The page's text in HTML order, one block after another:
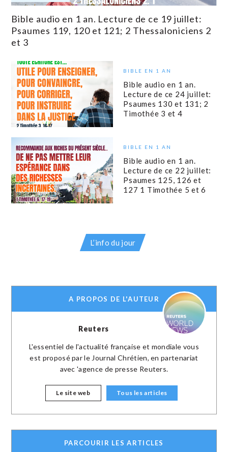
Bible audio en 1 an. Lecture de ce 19 juillet:
Psaumes 119, 120 et 121; 2 Thessaloniciens 2
et 3
BIBLE EN 1 AN
Bible audio en 1 an.
Lecture de ce 24 juillet:
Psaumes 130 et 131; 2
Timothée 3 et 4
BIBLE EN 1 AN
Bible audio en 1 an.
Lecture de ce 22 juillet:
Psaumes 125, 126 et
127 1 Timothée 5 et 6
L’info du jour
A PROPOS DE L'AUTEUR
Reuters
L'essentiel de l'actualité française et mondiale vous
est proposé par le Journal Chrétien, en partenariat
avec 'agence de presse Reuters.
Le site web Tous les articles
PARCOURIR LES ARTICLES